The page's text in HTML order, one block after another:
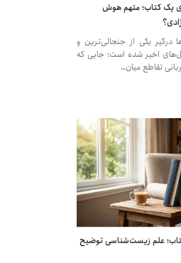
دلاری یک کتاب؛ متهم هوش
درگیر یکی از جنجالی‌ترین و
اخیر شده است؛ جایی که
تقاطع میان…
علم زیست‌شناسی توضیح